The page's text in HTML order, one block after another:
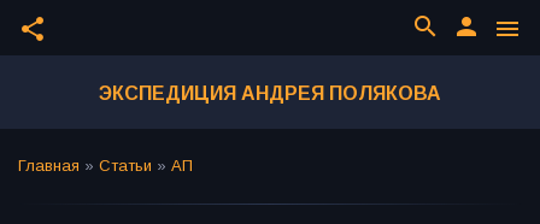
share menu
person
search
ЭКСПЕДИЦИЯ АНДРЕЯ ПОЛЯКОВА
Главная » Статьи » АП